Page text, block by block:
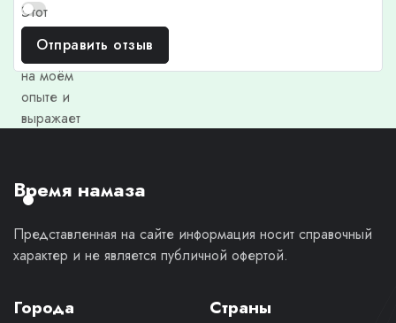
Этот
отзыв
основан
на моём
опыте и
выражает
мнение.
Отправить отзыв
Время намаза
Представленная на сайте информация носит справочный
характер и не является публичной офертой.
Города Страны